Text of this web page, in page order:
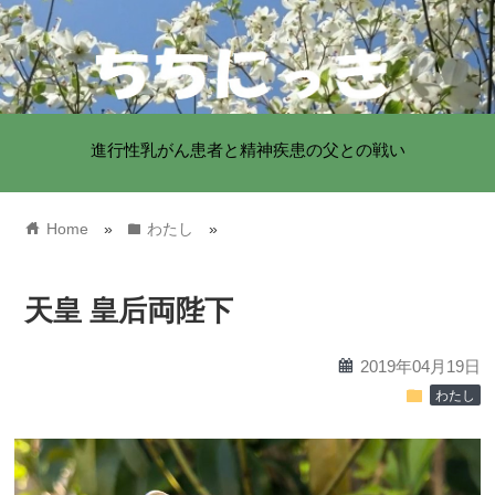
進行性乳がん患者と精神疾患の父との戦い
home Home » folder わたし »
天皇 皇后両陛下
calendar 2019年04月19日
folder わたし